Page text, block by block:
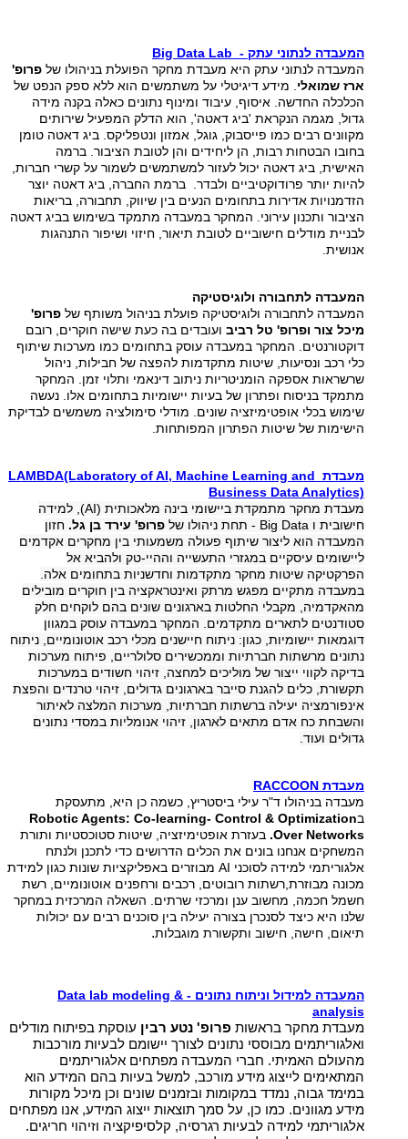
המעבדה לנתוני עתק - Big Data Lab
המעבדה לנתוני עתק היא מעבדת מחקר הפועלת בניהולו של פרופ'
ארז שמואלי . מידע דיגיטלי על משתמשים הוא ללא ספק הנפט של
הכלכלה החדשה. איסוף, עיבוד ומינוף נתונים כאלה בקנה מידה
גדול, מגמה הנקראת 'ביג דאטה', הוא הדלק המפעיל שירותים
מקוונים רבים כמו פייסבוק, גוגל, אמזון ונטפליקס. ביג דאטה טומן
בחובו הבטחות רבות, הן ליחידים והן לטובת הציבור. ברמה
האישית, ביג דאטה יכול לעזור למשתמשים לשמור על קשרי חברות,
להיות יותר פרודוקטיביים ולבדר. ברמת החברה, ביג דאטה יוצר
הזדמנויות אדירות בתחומים הנעים בין שיווק, תחבורה, בריאות
הציבור ותכנון עירוני. המחקר במעבדה מתמקד בשימוש בביג דאטה
לבניית מודלים חישוביים לטובת תיאור, חיזוי ושיפור התנהגות
אנושית.
המעבדה לתחבורה ולוגיסטיקה
המעבדה לתחבורה ולוגיסטיקה פועלת בניהול משותף של פרופ'
מיכל צור ופרופ' טל רביב ועובדים בה כעת שישה חוקרים, רובם
דוקטורנטים. המחקר במעבדה עוסק בתחומים כמו מערכות שיתוף
כלי רכב ונסיעות, שיטות מתקדמות להפצה של חבילות, ניהול
שרשראות אספקה הומניטריות ניתוב דינאמי ותלוי זמן. המחקר
מתמקד בניסוח ופתרון של בעיות יישומיות בתחומים אלו. נעשה
שימוש בכלי אופטימיזציה שונים. מודלי סימולציה משמשים לבדיקת
הישימות של שיטות הפתרון המפותחות
מעבדת LAMBDA(Laboratory of AI, Machine Learning and
Business Data Analytics)
מעבדת מחקר מתמקדת ביישומי בינה מלאכותית
(AI), למידה
חישובית ו Big Data - תחת ניהולו של
פרופ' עירד בן גל. חזון
המעבדה הוא ליצור שיתוף פעולה משמעותי בין מחקרים אקדמים
ליישומים עיסקיים במגזרי התעשייה וההיי-טק ולהביא אל
הפרקטיקה שיטות מחקר מתקדמות וחדשניות בתחומים אלה.
במעבדה מתקיים מפגש מרתק ואינטראקציה בין חוקרים מובילים
מהאקדמיה, מקבלי החלטות בארגונים שונים בהם לוקחים חלק
סטודנטים לתארים מתקדמים. המחקר במעבדה עוסק במגוון
דוגמאות יישומיות, כגון: ניתוח חיישנים מכלי רכב אוטונומיים, ניתוח
נתונים מרשתות חברתיות וממכשירים סלולריים, פיתוח מערכות
בדיקה לקווי ייצור של מוליכים למחצה, זיהוי חשודים במערכות
תקשורת, כלים להגנת סייבר בארגונים גדולים, זיהוי טרנדים והפצת
אינפורמציה יעילה ברשתות חברתיות, מערכות המלצה לאיתור
והשבחת כח אדם מתאים לארגון, זיהוי אנומליות במסדי נתונים
גדולים ועוד.
מעבדת RACCOON
מעבדה בניהולו ד"ר עילי ביסטריץ, כשמה כן היא, מתעסקת
ב
Robotic Agents: Co-learning- Control & Optimization
Over Networks
. בעזרת אופטימיזציה, שיטות סטוכסטיות ותורת
המשחקים אנחנו בונים את הכלים הדרושים כדי לתכנן ולנתח
אלגוריתמי למידה לסוכני AI מבוזרים באפליקציות שונות כגון למידת
מכונה מבוזרת,רשתות רובוטים, רכבים ורחפנים אוטונומיים, רשת
חשמל חכמה, מחשוב ענן ומרכזי שרתים. השאלה המרכזית במחקר
שלנו היא כיצד לסנכרן בצורה יעילה בין סוכנים רבים עם יכולות
תיאום, חישה, חישוב ותקשורת מוגבלות.
המעבדה למידול וניתוח נתונים - Data lab modeling &
analysis
מעבדת מחקר בראשות פרופ' נטע רבין עוסקת בפיתוח מודלים
ואלגוריתמים מבוססי נתונים לצורך יישומם לבעיות מורכבות
מהעולם האמיתי. חברי המעבדה מפתחים אלגוריתמים
המתאימים לייצוג מידע מורכב, למשל בעיות בהם המידע הוא
במימד גבוה, נמדד במקומות ובזמנים שונים וכן מיכל מקורות
מידע מגוונים. כמו כן, על סמך תוצאות ייצוג המידע, אנו מפתחים
אלגוריתמי למידה לבעיות רגרסיה, קלסיפיקציה וזיהוי חריגים.